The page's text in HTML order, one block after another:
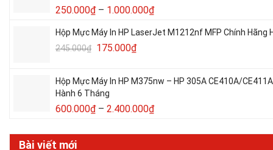
250.000₫ – 1.000.000₫
Hộp Mực Máy In HP LaserJet M1212nf MFP Chính
245.000₫ 175.000₫
Hộp Mực Máy In HP M375nw – HP 305A CE410A/
Hành 6 Tháng
600.000₫ – 2.400.000₫
Bài viết mới